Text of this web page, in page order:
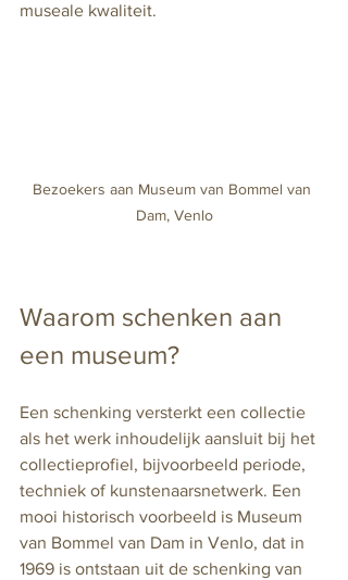
museale kwaliteit.
Bezoekers aan Museum van Bommel van
Dam, Venlo
Waarom schenken aan
een museum?
Een schenking versterkt een collectie
als het werk inhoudelijk aansluit bij het
collectieprofiel, bijvoorbeeld periode,
techniek of kunstenaarsnetwerk. Een
mooi historisch voorbeeld is Museum
van Bommel van Dam in Venlo, dat in
1969 is ontstaan uit de schenking van